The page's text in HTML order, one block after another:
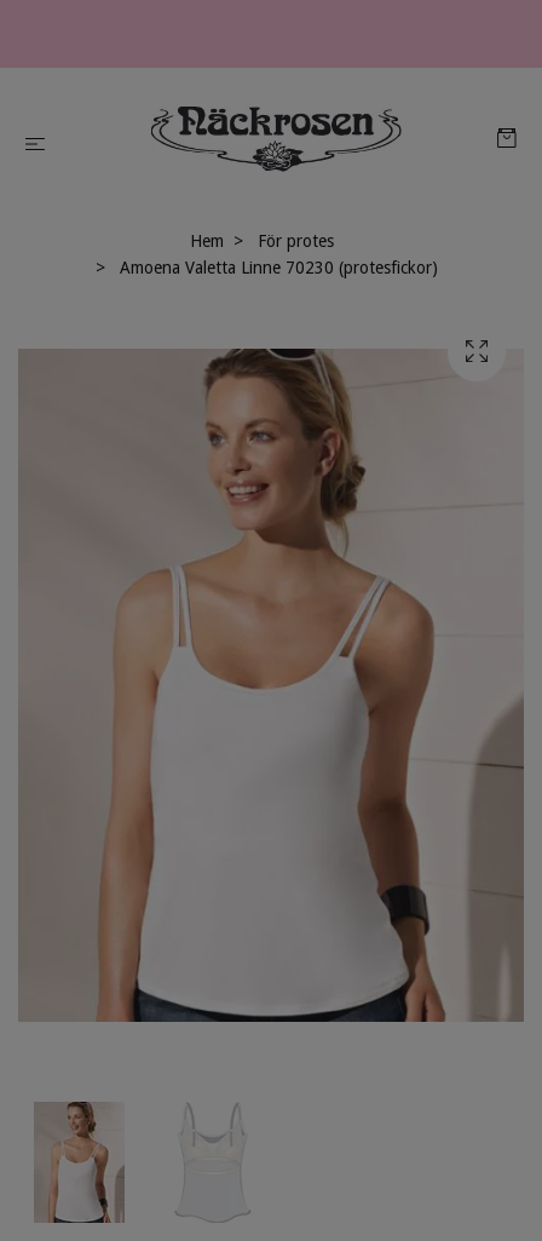
Hem
För protes
Amoena Valetta Linne 70230 (protesfickor)